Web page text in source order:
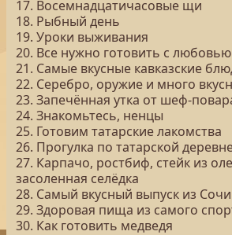
17. Восемнадцатичасовые щи
18. Рыбный день
19. Уроки выживания
20. Все нужно готовить с любовью
21. Самые вкусные кавказские
22. Серебро, оружие и много
23. Запечённая утка от шеф-
24. Знакомьтесь, ненцы
25. Готовим татарские лакомства
26. Прогулка по татарской
27. Карпачо, ростбиф, стейк из
засоленная селёдка
28. Самый вкусный выпуск из Сочи
29. Здоровая пища из самого
30. Как готовить медведя